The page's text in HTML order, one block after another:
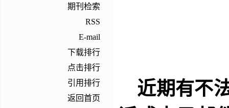
期刊检索
RSS
E-mail
下载排行
点击排行
引用排行
返回首页
近期有不